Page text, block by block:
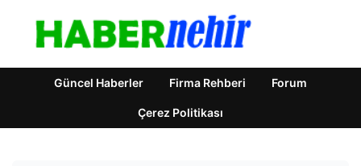
Güncel Haberler Firma Rehberi Forum
Çerez Politikası